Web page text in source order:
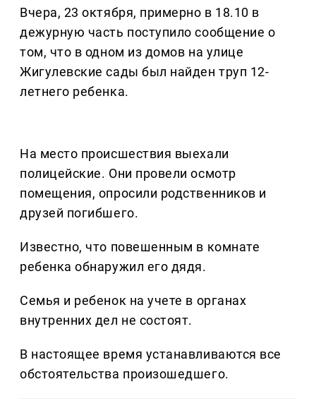
Вчера, 23 октября, примерно в 18.10 в
дежурную часть поступило сообщение о
том, что в одном из домов на улице
Жигулевские сады был найден труп 12-
летнего ребенка.
На место происшествия выехали
полицейские. Они провели осмотр
помещения, опросили родственников и
друзей погибшего.
Известно, что повешенным в комнате
ребенка обнаружил его дядя.
Семья и ребенок на учете в органах
внутренних дел не состоят.
В настоящее время устанавливаются все
обстоятельства произошедшего.